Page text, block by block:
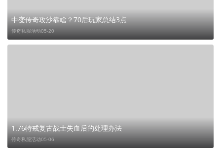
中变传奇攻沙靠啥？70后玩家总结3点
传奇私服活动05-20
1.76特戒复古战士失血后的处理办法
传奇私服活动05-06